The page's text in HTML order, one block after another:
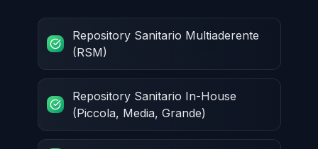
Repository Sanitario Multiaderente
(RSM)
Repository Sanitario In-House
(Piccola, Media, Grande)